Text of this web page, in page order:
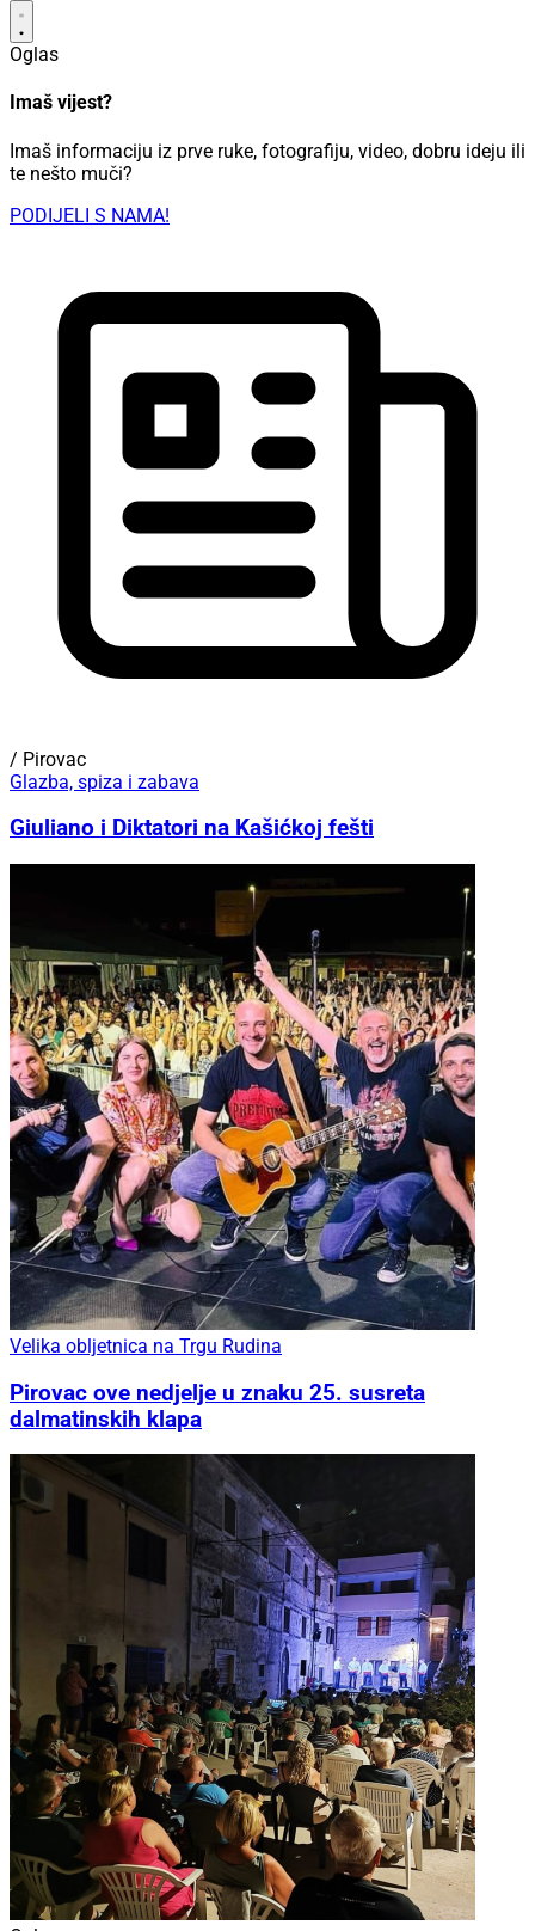
Oglas
Imaš vijest?
Imaš informaciju iz prve ruke, fotografiju, video, dobru ideju ili
te nešto muči?
PODIJELI S NAMA!
/ Pirovac
Glazba, spiza i zabava
Giuliano i Diktatori na Kašićkoj fešti
Velika obljetnica na Trgu Rudina
Pirovac ove nedjelje u znaku 25. susreta
dalmatinskih klapa